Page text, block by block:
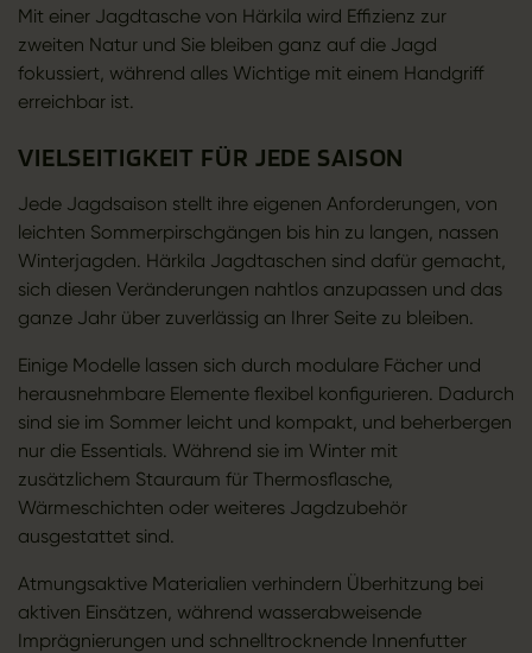
Mit einer Jagdtasche von Härkila wird Effizienz zur
zweiten Natur und Sie bleiben ganz auf die Jagd
fokussiert, während alles Wichtige mit einem Handgriff
erreichbar ist.
VIELSEITIGKEIT FÜR JEDE SAISON
Jede Jagdsaison stellt ihre eigenen Anforderungen, von
leichten Sommerpirschgängen bis hin zu langen, nassen
Winterjagden. Härkila Jagdtaschen sind dafür gemacht,
sich diesen Veränderungen nahtlos anzupassen und das
ganze Jahr über zuverlässig an Ihrer Seite zu bleiben.
Einige Modelle lassen sich durch modulare Fächer und
herausnehmbare Elemente flexibel konfigurieren. Dadurch
sind sie im Sommer leicht und kompakt, und beherbergen
nur die Essentials. Während sie im Winter mit
zusätzlichem Stauraum für Thermosflasche,
Wärmeschichten oder weiteres Jagdzubehör
ausgestattet sind.
Atmungsaktive Materialien verhindern Überhitzung bei
aktiven Einsätzen, während wasserabweisende
Imprägnierungen und schnelltrocknende Innenfutter